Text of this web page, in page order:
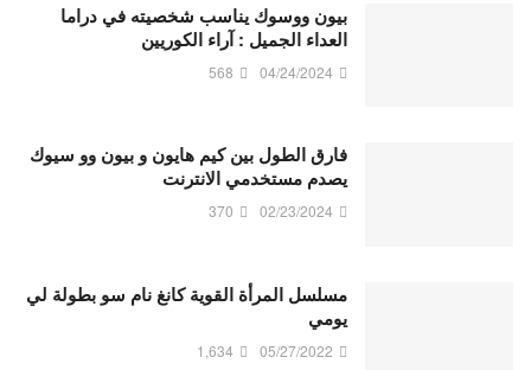
بيون ووسوك يناسب شخصيته في دراما
العداء الجميل : آراء الكوريين
04/24/2024
568
فارق الطول بين كيم هايون و بيون وو سيوك
يصدم مستخدمي الانترنت
02/23/2024
370
مسلسل المرأة القوية كانغ نام سو بطولة لي
يومي
05/27/2022
1,634